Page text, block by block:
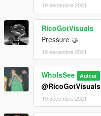
19 décembre 2021
RicoGotVisuals
Pressure 🤝
19 décembre 2021
WhoIsSee Auteur
@RicoGotVisuals
19 décembre 2021